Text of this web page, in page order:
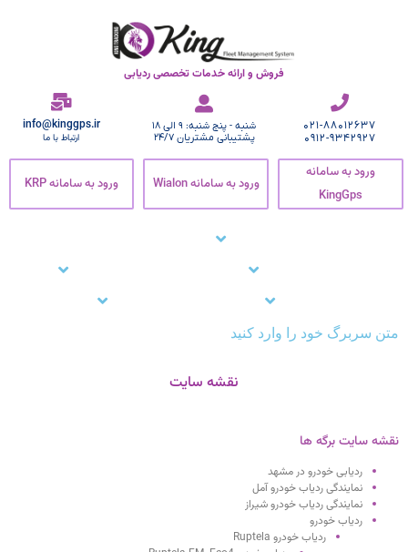
فروش و ارائه خدمات تخصصی ردیابی
021-88012637
0912-9342927
شنبه - پنج شنبه: 9 الی 18
پشتیبانی مشتریان 24/7
info@kinggps.ir
ارتباط با ما
ورود به سامانه
KingGps
ورود به سامانه Wialon ورود به سامانه KRP
متن سربرگ خود را وارد کنید
نقشه سایت
نقشه سایت برگه ها
ردیابی خودرو در مشهد
نمایندگی ردیاب خودرو آمل
نمایندگی ردیاب خودرو شیراز
ردیاب خودرو
ردیاب خودرو Ruptela